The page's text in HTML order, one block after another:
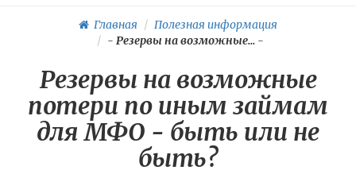
Главная
Полезная информация
- Резервы на возможные...-
Резервы на возможные
потери по иным займам
для МФО - быть или не
быть?